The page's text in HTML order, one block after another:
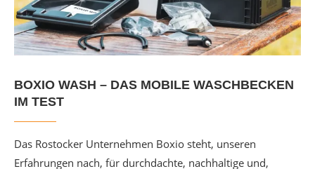
BOXIO WASH – DAS MOBILE WASCHBECKEN
IM TEST
Das Rostocker Unternehmen Boxio steht, unseren
Erfahrungen nach, für durchdachte, nachhaltige und,